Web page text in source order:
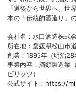
「道後から世界へ、世
本の「伝統的酒造り」
会社名：水口酒造株式
所在地：愛媛県松山市
創業：1895年（明治28
事業内容：酒類製造業
ピリッツ）
公式サイト： https://